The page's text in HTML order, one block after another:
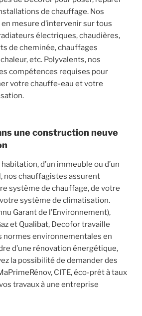
de chauffage. Nos
mesure d’intervenir sur tous
électriques, chaudières,
de cheminée, chauffages
etc. Polyvalents, nos
compétences requises pour
votre chauffe-eau et votre
une construction neuve
habitation, d’un immeuble ou d’un
nos chauffagistes assurent
système de chauffage, de votre
système de climatisation.
Garant de l’Environnement),
et Qualibat, Decofor travaille
normes environnementales en
d’une rénovation énergétique,
la possibilité de demander des
CITE, éco-prêt à taux
travaux à une entreprise